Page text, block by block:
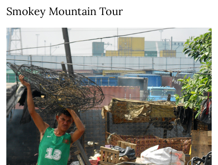
Smokey Mountain Tour